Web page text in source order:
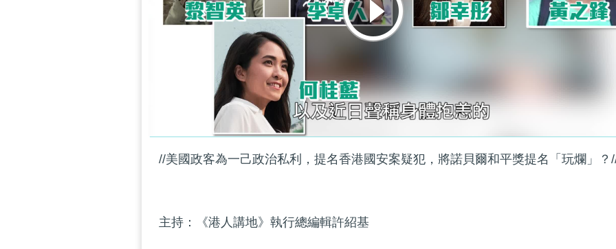
//美國政客為一己政治私利，提名香港國安案疑犯，將諾貝爾和平獎提名「玩爛」？
主持：《港人講地》執行總編輯許紹基